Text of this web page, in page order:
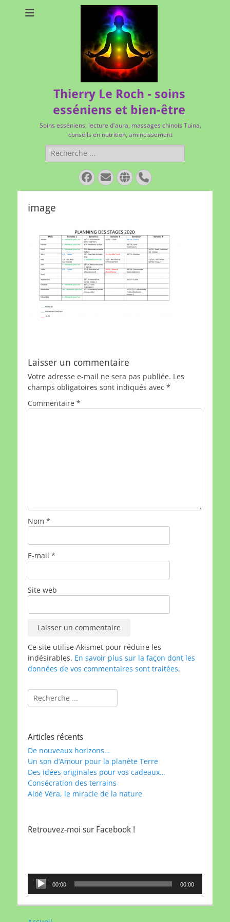
Thierry Le Roch - soins
esséniens et bien-être
Soins esséniens, lecture d'aura, massages chinois Tuina,
conseils en nutrition, amincissement
Rechercher :
Facebook
E-
mail
Site
web
Tél
image
Laisser un commentaire
Votre adresse e-mail ne sera pas publiée. Les
champs obligatoires sont indiqués avec *
Commentaire *
Nom *
E-mail *
Site web
Ce site utilise Akismet pour réduire les
indésirables. En savoir plus sur la façon dont les
données de vos commentaires sont traitées.
Rechercher :
Articles récents
De nouveaux horizons…
Un son d’Amour pour la planète Terre
Des idées originales pour vos cadeaux…
Consécration des terrains
Aloé Véra, le miracle de la nature
Retrouvez-moi sur Facebook !
Lecteur
audio
00:00 00:00